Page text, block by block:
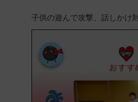
子供の遊んで攻撃、話しかけ